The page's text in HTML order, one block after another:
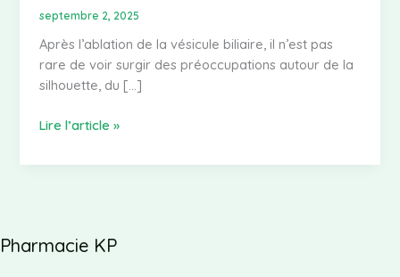
septembre 2, 2025
Après l’ablation de la vésicule biliaire, il n’est pas
rare de voir surgir des préoccupations autour de la
silhouette, du […]
Maigrir
une
vésicule
Lire l’article »
Pharmacie KP